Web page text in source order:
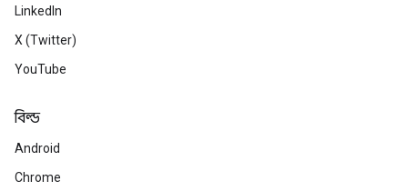
LinkedIn
X (Twitter)
YouTube
বিল্ড
Android
Chrome